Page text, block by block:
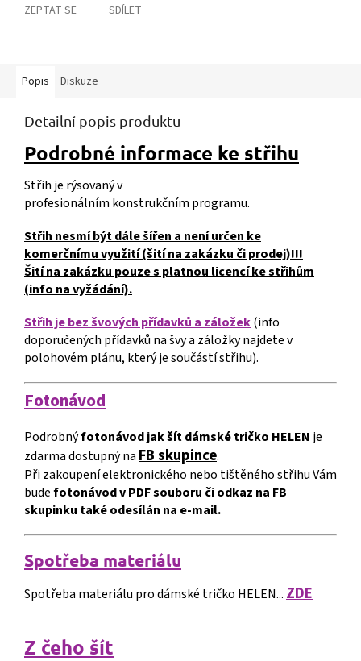
ZEPTAT SE SDÍLET
Popis Diskuze
Detailní popis produktu
Podrobné informace ke střihu
Střih je rýsovaný v
profesionálním konstrukčním programu.
Střih nesmí být dále šířen a není určen ke
komerčnímu využití (šití na zakázku či prodej)!!!
Šití na zakázku pouze s platnou licencí ke střihům
(info na vyžádání).
Střih je bez švových přídavků a záložek(info
doporučených přídavků na švy a záložky najdete v
polohovém plánu, který je součástí střihu).
Fotonávod
Podrobnýfotonávod jak šít dámské tričko HELEN je
zdarma dostupný naFB skupince.
Při zakoupení elektronického nebo tištěného střihu Vám
budefotonávod v PDF souboru či odkaz na FB
skupinku také odesílán na e-mail.
Spotřeba materiálu
Spotřeba materiálu pro dámské tričko HELEN...ZDE
Z čeho šít